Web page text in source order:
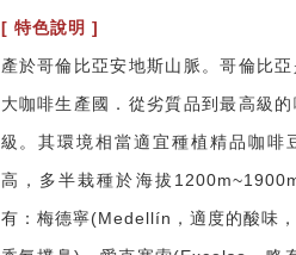
[ 特色說明 ]
產於哥倫比亞安地斯山脈。哥倫比
大咖啡生產國．從劣質品到最高級
級。其環境相當適宜種植精品咖啡
高，多半栽種於海拔
有：梅德寧(Medellín，適度的酸味，